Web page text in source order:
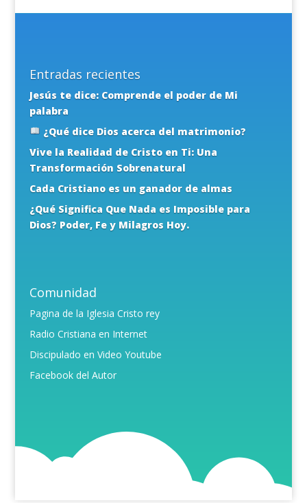
Entradas recientes
Jesús te dice: Comprende el poder de Mi
palabra
¿Qué dice Dios acerca del matrimonio?
Vive la Realidad de Cristo en Ti: Una
Transformación Sobrenatural
Cada Cristiano es un ganador de almas
¿Qué Significa Que Nada es Imposible para
Dios? Poder, Fe y Milagros Hoy.
Comunidad
Pagina de la Iglesia Cristo rey
Radio Cristiana en Internet
Discipulado en Video Youtube
Facebook del Autor